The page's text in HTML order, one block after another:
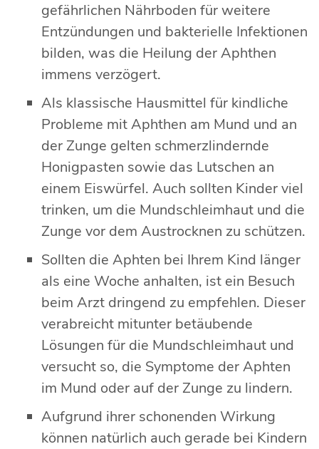
gefährlichen Nährboden für weitere
Entzündungen und bakterielle Infektionen
bilden, was die Heilung der Aphthen
immens verzögert.
Als klassische Hausmittel für kindliche
Probleme mit Aphthen am Mund und an
der Zunge gelten schmerzlindernde
Honigpasten sowie das Lutschen an
einem Eiswürfel. Auch sollten Kinder viel
trinken, um die Mundschleimhaut und die
Zunge vor dem Austrocknen zu schützen.
Sollten die Aphten bei Ihrem Kind länger
als eine Woche anhalten, ist ein Besuch
beim Arzt dringend zu empfehlen. Dieser
verabreicht mitunter betäubende
Lösungen für die Mundschleimhaut und
versucht so, die Symptome der Aphten
im Mund oder auf der Zunge zu lindern.
Aufgrund ihrer schonenden Wirkung
können natürlich auch gerade bei Kindern